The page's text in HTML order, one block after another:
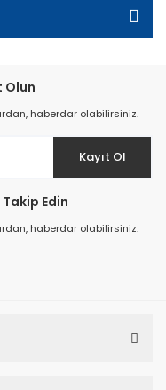
Olun
haberdar olabilirsiniz.
Kayıt Ol
Edin
haberdar olabilirsiniz.